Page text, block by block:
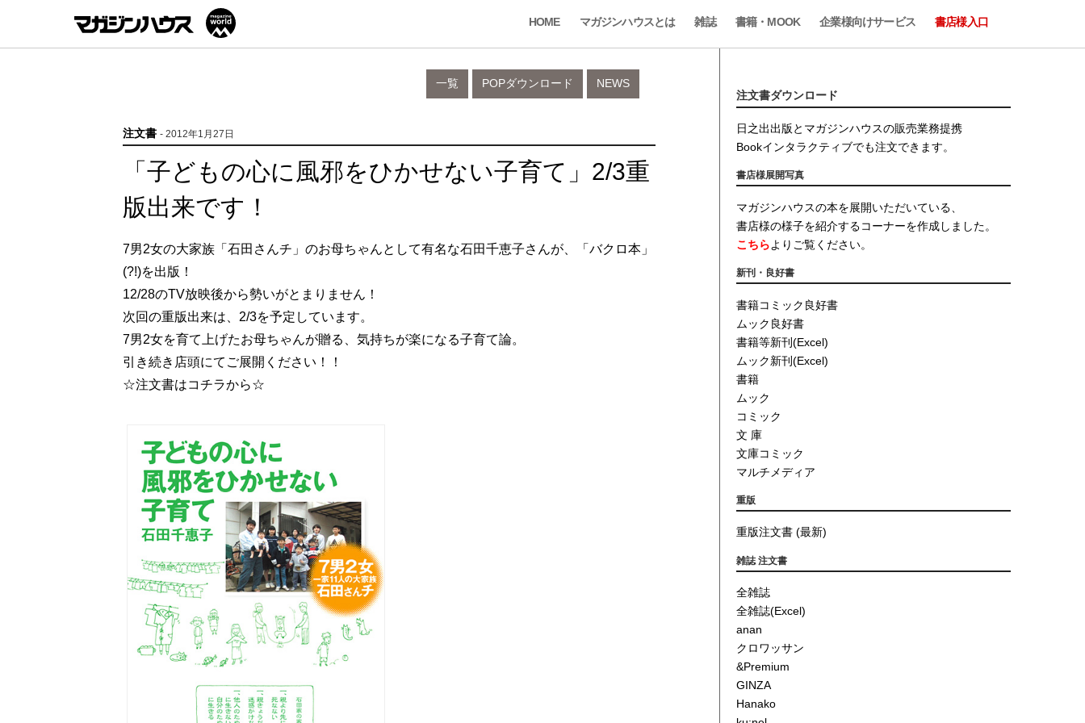
HOME マガジンハウスとは 雑誌 書籍・MOOK 企業様向けサービス 書店様入口
NEWS
POPダウンロード
一覧
注文書 - 2012年1月27日
「子どもの心に風邪をひかせない子育て」2/3重
版出来です！
7男2女の大家族「石田さんチ」のお母ちゃんとして有名な石田千恵子さんが、「バクロ本」
(?!)を出版！
12/28のTV放映後から勢いがとまりません！
次回の重版出来は、2/3を予定しています。
7男2女を育て上げたお母ちゃんが贈る、気持ちが楽になる子育て論。
引き続き店頭にてご展開ください！！
☆注文書はコチラから☆
注文書ダウンロード
日之出出版とマガジンハウスの販売業務提携
Bookインタラクティブでも注文できます。
書店様展開写真
マガジンハウスの本を展開いただいている、
書店様の様子を紹介するコーナーを作成しました。
こちらよりご覧ください。
新刊・良好書
書籍コミック良好書
ムック良好書
書籍等新刊(Excel)
ムック新刊(Excel)
書籍
ムック
コミック
文 庫
文庫コミック
マルチメディア
重版
重版注文書 (最新)
雑誌 注文書
全雑誌
全雑誌(Excel)
anan
クロワッサン
&Premium
GINZA
Hanako